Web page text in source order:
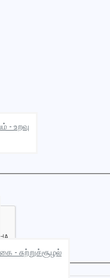
- உறவு
- சுற்றுச்சூழல்